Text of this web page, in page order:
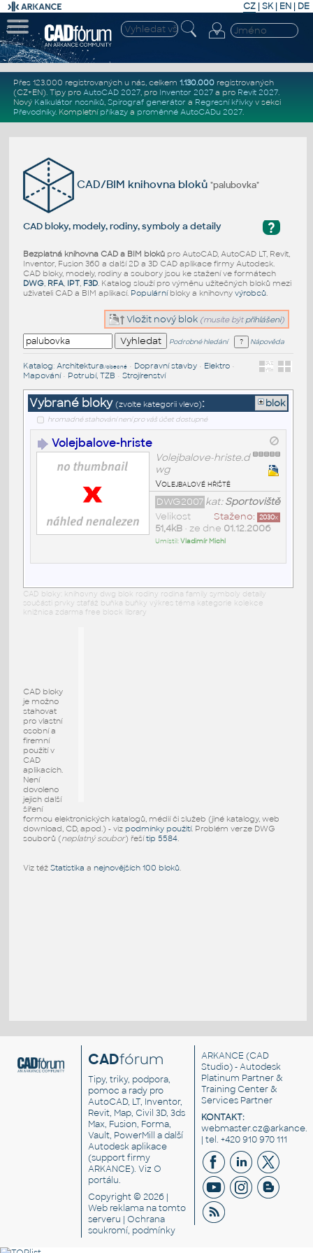
CZ | SK| EN | DE
Přes 123.000 registrovaných u nás, celkem 1.130.000registrovaných
(CZ+EN). Tipy pro AutoCAD 2027, pro Inventor 2027a pro Revit 2027.
Nový Kalkulátor nosníků, Spirograf generátor a Regresní křivkyv sekci
Převodníky. Kompletní příkazya proměnné AutoCADu 2027.
CAD/BIM knihovna bloků"palubovka"
?
CAD bloky, modely, rodiny, symboly a detaily
Bezplatná knihovna CAD a BIM blokůpro AutoCAD, AutoCAD LT, Revit,
Inventor, Fusion 360 a další 2D a 3D CAD aplikace firmy Autodesk.
CAD bloky, modely, rodiny a soubory jsou ke stažení ve formátech
DWG, RFA, IPT, F3D. Katalog slouží pro výměnu užitečných bloků mezi
uživateli CAD a BIM aplikací. Populárníbloky a knihovny výrobců.
Vložit nový blok (musíte být přihlášeni)
Podrobné hledání Nápověda
Katalog: Architektura/obecné• Dopravní stavby• Elektro•
Mapování• Potrubí, TZB • Strojírenství
Vybrané bloky (zvolte kategorii vlevo): blok
hromadné stahování není pro váš účet dostupné
Volejbalove-hriste
Volejbalove-hriste.d
wg
Volejbalové hřiště
kat:Sportoviště
DWG2007
Staženo: 2030x
Velikost
51,4kB• ze dne 01.12.2006
Umístil:Vladimír Michl
CAD bloky: knihovny dwg blok rodiny rodina family symboly detaily
součásti prvky stafáž buňka buňky výkres téma kategorie kolekce
knižnica zdarma free block library
CAD bloky
je možno
stahovat
pro vlastní
osobní a
firemní
použití v
CAD
aplikacích.
Není
dovoleno
jejich další
šíření
formou elektronických katalogů, médií či služeb (jiné katalogy, web
download, CD, apod.) - viz podmínky použití. Problém verze DWG
souborů (neplatný soubor) řešítip 5584.
Viz též Statistika a nejnovějších 100 bloků.
CADfórum
Tipy, triky, podpora,
pomoc a rady pro
AutoCAD, LT, Inventor,
Revit, Map, Civil 3D, 3ds
Max, Fusion, Forma,
Vault, PowerMill a další
Autodesk aplikace
(support firmy
ARKANCE). VizO
portálu.
Copyright © 2026 |
Web reklama na tomto
serveru |Ochrana
soukromí, podmínky
ARKANCE (CAD
Studio) - Autodesk
Platinum Partner &
Training Center &
Services Partner
KONTAKT:
| tel. +420 910 970 111